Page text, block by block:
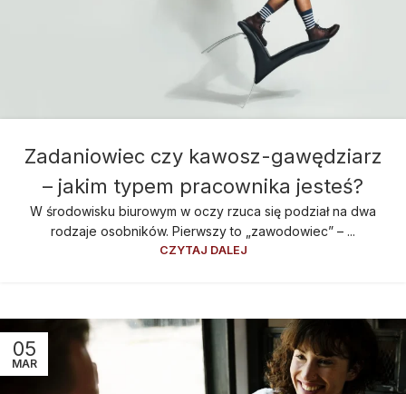
Zadaniowiec czy kawosz-gawędziarz
– jakim typem pracownika jesteś?
W środowisku biurowym w oczy rzuca się podział na dwa
rodzaje osobników. Pierwszy to „zawodowiec” – ...
CZYTAJ DALEJ
05
MAR